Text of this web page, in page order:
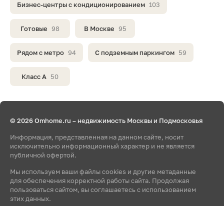
Бизнес-центры с кондиционированием 103
Готовые 98 В Москве 95
Рядом с метро 94 С подземным паркингом 59
Класс A 50
© 2026 Omhome.ru – недвижимость Москвы и Подмосковья
Информация, представленная на данном сайте, носит
исключительно информационный характер и не является
публичной офертой.
Мы используем ваши файлы cookies и другие метаданные
для обеспечения корректной работы сайта. Продолжая
пользоваться сайтом, вы соглашаетесь с использованием
этих данных.